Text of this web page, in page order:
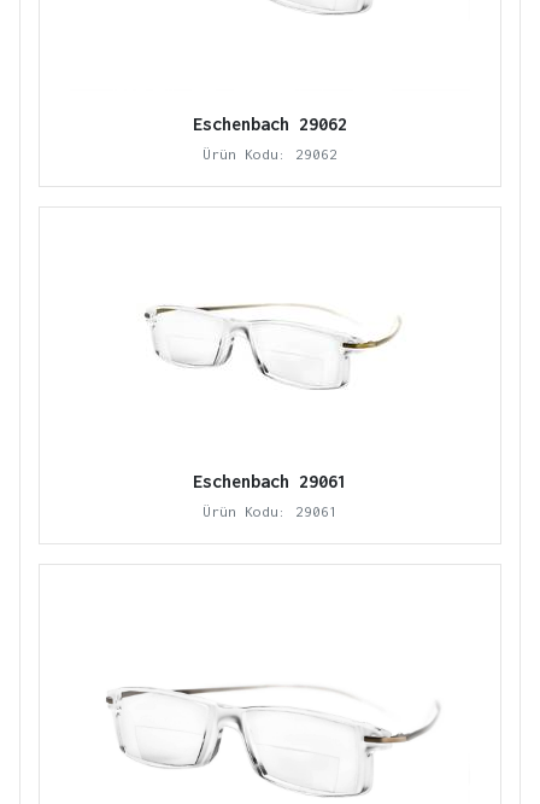
Eschenbach 29062
Ürün Kodu: 29062
Eschenbach 29061
Ürün Kodu: 29061